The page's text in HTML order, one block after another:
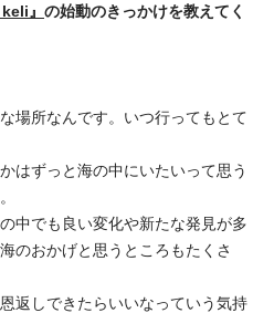
』 の始動のきっかけを教えてく
場所なんです。いつ行ってもとて
はずっと海の中にいたいって思う
中でも良い変化や新たな発見が多
のおかげと思うところもたくさ
返しできたらいいなっていう気持